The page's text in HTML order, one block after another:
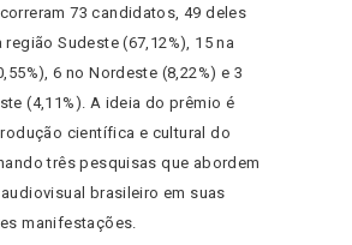
73 candidatos, 49 deles
Sudeste (67,12%), 15 na
6 no Nordeste (8,22%) e 3
(4,11%). A ideia do prêmio é
científica e cultural do
três pesquisas que abordem
brasileiro em suas
manifestações.